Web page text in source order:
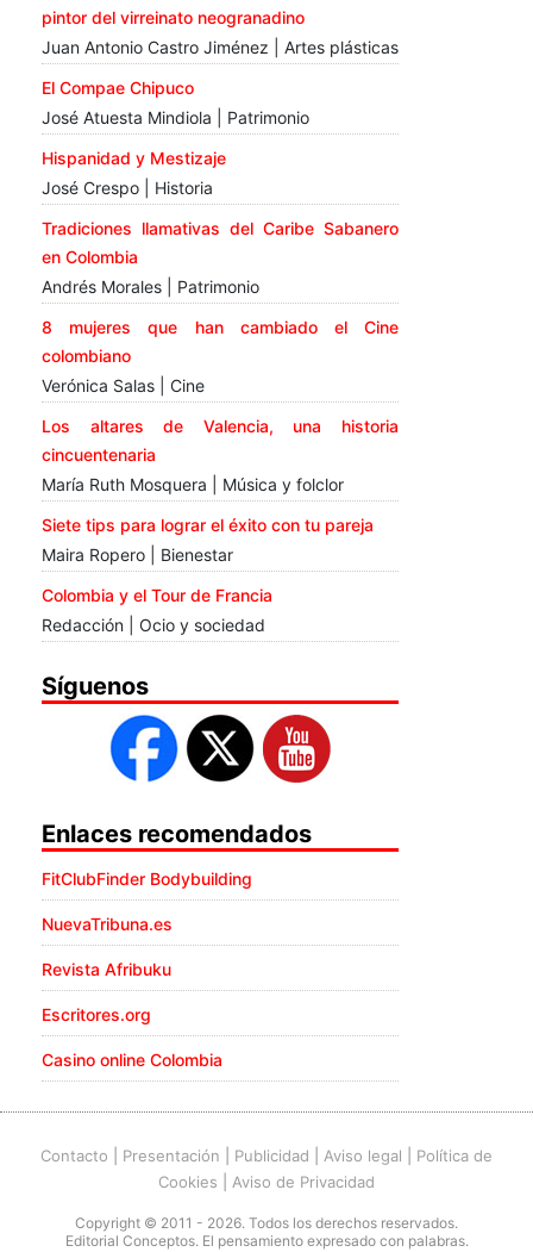
pintor del virreinato neogranadino
Juan Antonio Castro Jiménez | Artes plásticas
El Compae Chipuco
José Atuesta Mindiola | Patrimonio
Hispanidad y Mestizaje
José Crespo | Historia
Tradiciones llamativas del Caribe Sabanero
en Colombia
Andrés Morales | Patrimonio
8 mujeres que han cambiado el Cine
colombiano
Verónica Salas | Cine
Los altares de Valencia, una historia
cincuentenaria
María Ruth Mosquera | Música y folclor
Siete tips para lograr el éxito con tu pareja
Maira Ropero | Bienestar
Colombia y el Tour de Francia
Redacción | Ocio y sociedad
Síguenos
Enlaces recomendados
FitClubFinder Bodybuilding
NuevaTribuna.es
Revista Afribuku
Escritores.org
Casino online Colombia
Contacto Presentación Publicidad Aviso legal
Política de
Cookies
Aviso de Privacidad
Copyright © 2011 - 2026. Todos los derechos reservados.
Editorial Conceptos. El pensamiento expresado con palabras.